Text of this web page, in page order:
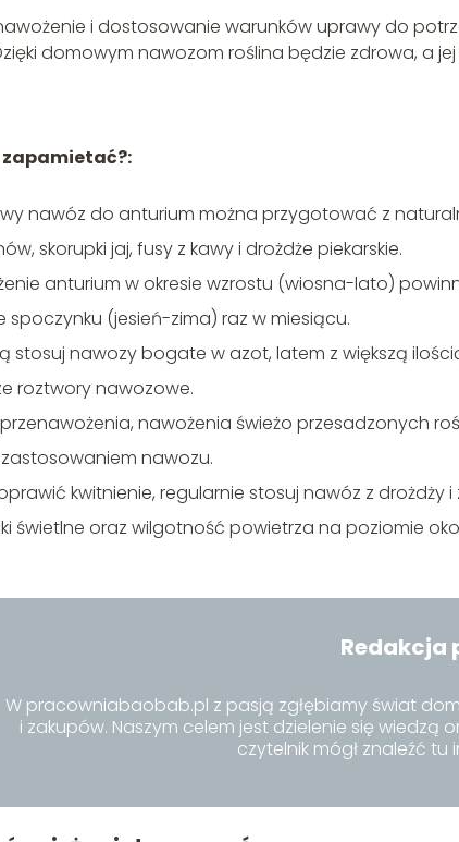
i dostosowanie warunków uprawy do
domowym nawozom roślina będzie zdrowa, a
nawóz do anturium można przygotować z
skorupki jaj, fusy z kawy i drożdże piekarskie.
anturium w okresie wzrostu (wiosna-lato)
spoczynku (jesień-zima) raz w miesiącu.
stosuj nawozy bogate w azot, latem z większą
roztwory nawozowe.
przenawożenia, nawożenia świeżo przesadzonych
nawozu.
kwitnienie, regularnie stosuj nawóz z drożdży
świetlne oraz wilgotność powietrza na poziomie
Redakcja
W pracowniabaobab.pl z pasją zgłębiamy świat
i zakupów. Naszym celem jest dzielenie się
czytelnik mógł znaleźć